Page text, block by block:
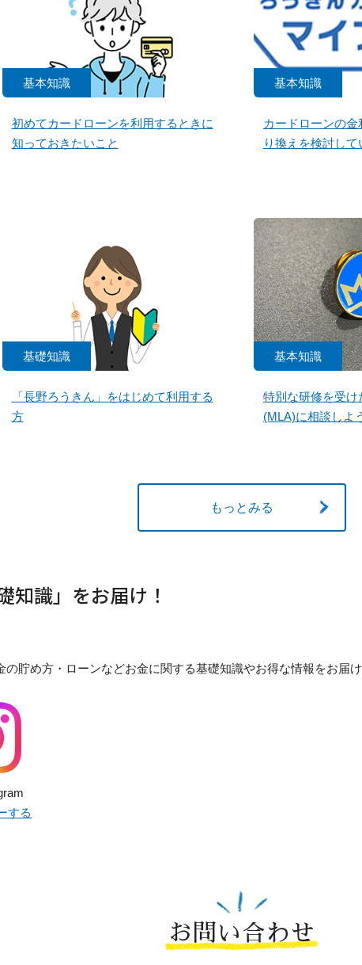
基本知識
初めてカードローンを利用するときに
知っておきたいこと
基本知識
カードローンの
り換えを検討して
基礎知識
「長野ろうきん」をはじめて利用する
方
基本知識
特別な研修を受け
(MLA)に相談しよ
もっとみる
知識」をお届け！
貯め方・ローンなどお金に関する基礎知識やお得な情報をお届け
する
お問い合わせ